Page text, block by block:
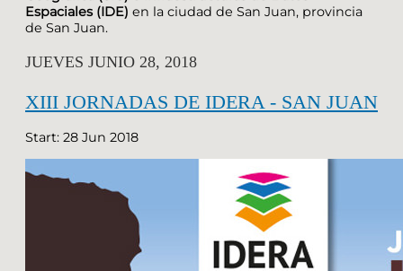
Espaciales (IDE) en la ciudad de San Juan, provincia
de San Juan.
JUEVES JUNIO 28, 2018
XIII JORNADAS DE IDERA - SAN JUAN
Start: 28 Jun 2018